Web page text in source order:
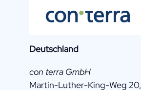
Deutschland
con terra GmbH
Martin-Luther-King-Weg 20,